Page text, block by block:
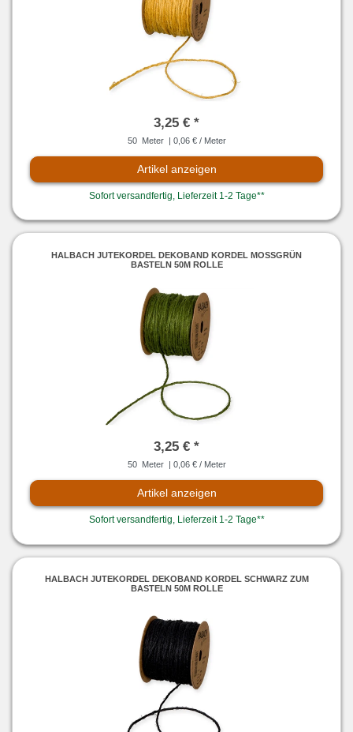
3,25 € *
50 Meter | 0,06 € / Meter
Artikel anzeigen
Sofort versandfertig, Lieferzeit 1-2 Tage**
HALBACH JUTEKORDEL DEKOBAND KORDEL MOSSGRÜN
BASTELN 50M ROLLE
3,25 € *
50 Meter | 0,06 € / Meter
Artikel anzeigen
Sofort versandfertig, Lieferzeit 1-2 Tage**
HALBACH JUTEKORDEL DEKOBAND KORDEL SCHWARZ ZUM
BASTELN 50M ROLLE